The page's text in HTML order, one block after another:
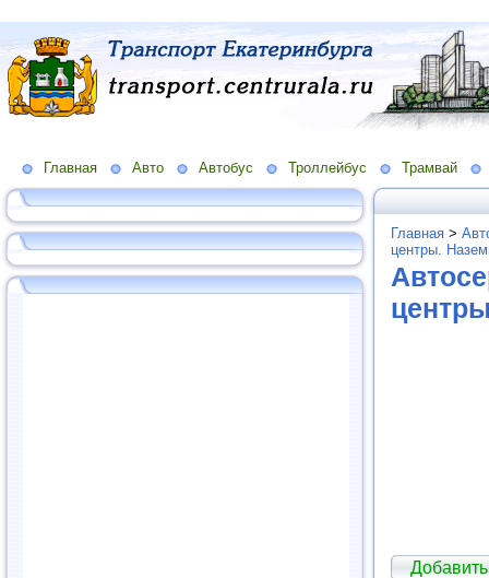
Главная Авто Автобус Троллейбус Трамвай
Главная >
центры.